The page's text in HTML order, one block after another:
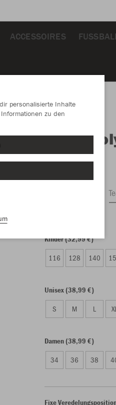
ACCESSOIRES
JAKO
Kinder (32,99 €)
116
128 140
Unisex (38,99 €)
S
M L XL
Damen (38,99 €)
34
36 38
Fixe
personalisierte Inhalte
zu den